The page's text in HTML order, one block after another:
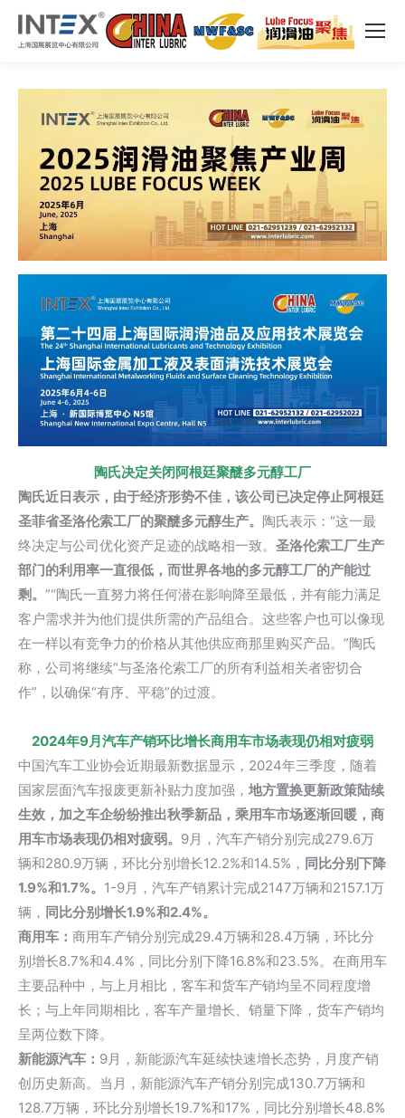
陶氏决定关闭阿根廷聚醚多元醇工厂
陶氏近日表示，由于经济形势不佳，该公司已决定停止阿根廷
圣菲省圣洛伦索工厂的聚醚多元醇生产。 陶氏表示：“这一最
终决定与公司优化资产足迹的战略相一致。 圣洛伦索工厂生产
部门的利用率一直很低，而世界各地的多元醇工厂的产能过
剩。 ”“陶氏一直努力将任何潜在影响降至最低，并有能力满足
客户需求并为他们提供所需的产品组合。这些客户也可以像现
在一样以有竞争力的价格从其他供应商那里购买产品。”陶氏
称，公司将继续“与圣洛伦索工厂的所有利益相关者密切合
作”，以确保“有序、平稳”的过渡。
2024年9月汽车产销环比增长商用车市场表现仍相对疲弱
中国汽车工业协会近期最新数据显示，2024年三季度，随着
国家层面汽车报废更新补贴力度加强， 地方置换更新政策陆续
生效，加之车企纷纷推出秋季新品，乘用车市场逐渐回暖，商
用车市场表现仍相对疲弱。 9月，汽车产销分别完成279.6万
辆和280.9万辆，环比分别增长12.2%和14.5%， 同比分别下降
1.9%和1.7%。 1-9月，汽车产销累计完成2147万辆和2157.1万
辆， 同比分别增长1.9%和2.4%。
商用车： 商用车产销分别完成29.4万辆和28.4万辆，环比分
别增长8.7%和4.4%，同比分别下降16.8%和23.5%。在商用车
主要品种中，与上月相比，客车和货车产销均呈不同程度增
长；与上年同期相比，客车产量增长、销量下降，货车产销均
呈两位数下降。
新能源汽车： 9月，新能源汽车延续快速增长态势，月度产销
创历史新高。当月，新能源汽车产销分别完成130.7万辆和
128.7万辆，环比分别增长19.7%和17%，同比分别增长48.8%